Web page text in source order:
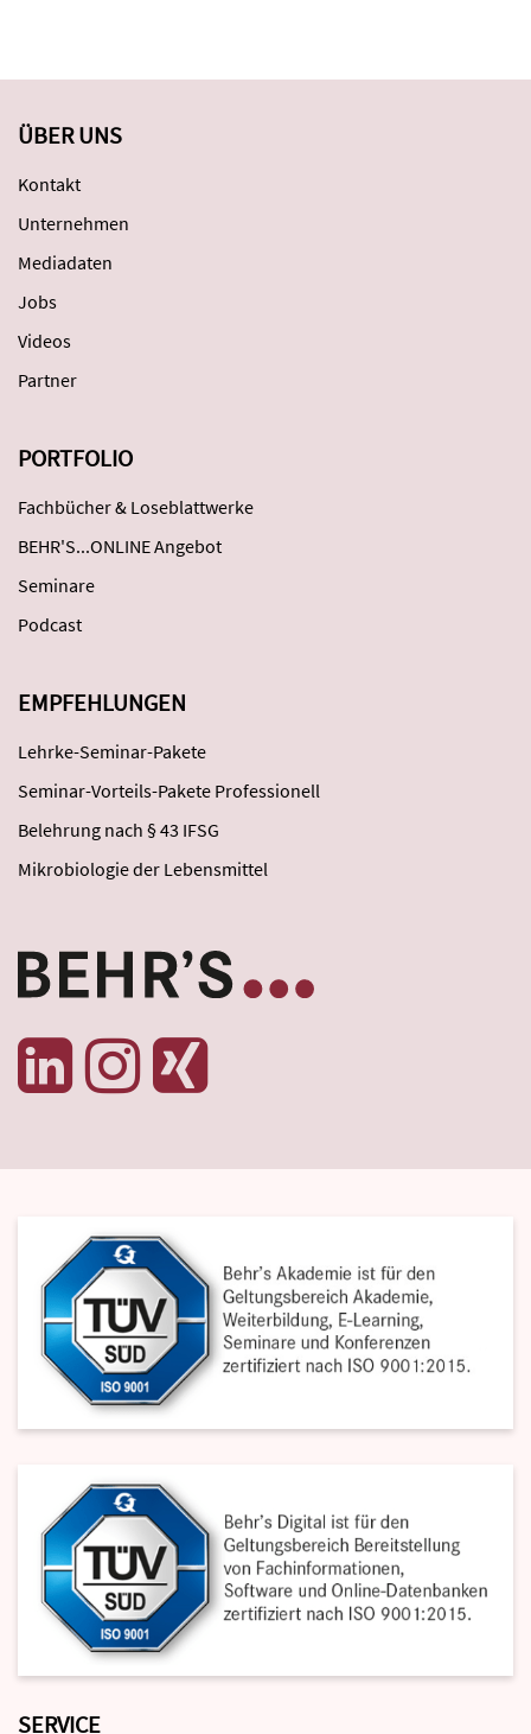
ÜBER UNS
Kontakt
Unternehmen
Mediadaten
Jobs
Videos
Partner
PORTFOLIO
Fachbücher & Loseblattwerke
BEHR'S...ONLINE Angebot
Seminare
Podcast
EMPFEHLUNGEN
Lehrke-Seminar-Pakete
Seminar-Vorteils-Pakete Professionell
Belehrung nach § 43 IFSG
Mikrobiologie der Lebensmittel
SERVICE